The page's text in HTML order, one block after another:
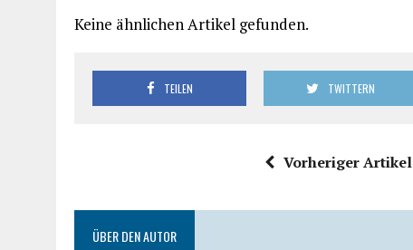
Keine ähnlichen Artikel gefunden.
TEILEN TWITTERN
Vorheriger Artikel
ÜBER DEN AUTOR